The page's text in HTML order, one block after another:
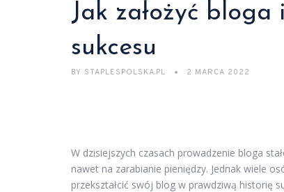
Jak założyć
sukcesu
BY STAPLESPOLSKA.PL 2 MARCA 2022
W dzisiejszych czasach prowadzenie bloga
nawet na zarabianie pieniędzy. Jednak wiele
przekształcić swój blog w prawdziwą historię